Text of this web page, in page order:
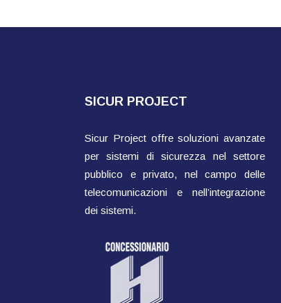
SICUR PROJECT
Sicur Project offre soluzioni avanzate
per sistemi di sicurezza nel settore
pubblico e privato, nel campo delle
telecomunicazioni e nell’integrazione
dei sistemi.